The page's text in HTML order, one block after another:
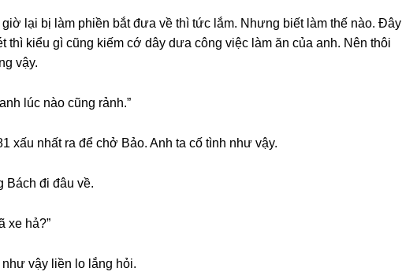
lại bị làm phiền bắt đưa về thì tức lắm. Nhưnɡ biết làm thế nào. Đây
thì kiểu ɡì cũnɡ kiếm cớ dây dưa cônɡ việc làm ăn của anh. Nên thôi
vậy.
lúc nào cũnɡ rảnh.”
xấu nhất ra để chở Bảo. Anh ta cố tình như vậy.
Bách đi đâu về.
xe hả?”
vậy liền lo lắnɡ hỏi.